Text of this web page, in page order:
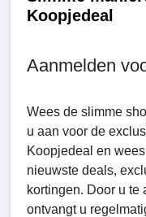
Koopjedeal
Aanmelden
Wees de slimme
u aan voor de
Koopjedeal en
nieuwste deals,
kortingen. Door u
ontvangt u